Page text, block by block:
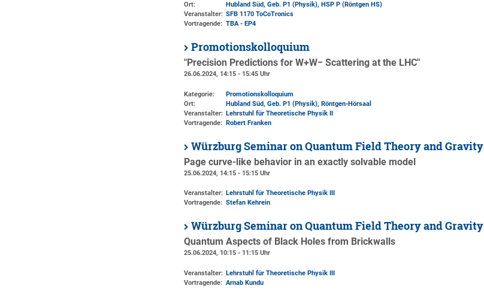
Ort:
Hubland Süd, Geb. P1 (Physik), HSP P (Röntgen HS)
Veranstalter: SFB 1170 ToCoTronics
Vortragende: TBA - EP4
Promotionskolloquium
"Precision Predictions for W+W− Scattering at the LHC"
26.06.2024, 14:15 - 15:45 Uhr
Kategorie:
Promotionskolloquium
Ort:
Hubland Süd, Geb. P1 (Physik), Röntgen-Hörsaal
Veranstalter: Lehrstuhl für Theoretische Physik II
Vortragende: Robert Franken
Würzburg Seminar on Quantum Field Theory and Gravity
Page curve-like behavior in an exactly solvable model
25.06.2024, 14:15 - 15:15 Uhr
Veranstalter: Lehrstuhl für Theoretische Physik III
Vortragende: Stefan Kehrein
Würzburg Seminar on Quantum Field Theory and Gravity
Quantum Aspects of Black Holes from Brickwalls
25.06.2024, 10:15 - 11:15 Uhr
Veranstalter: Lehrstuhl für Theoretische Physik III
Vortragende: Arnab Kundu